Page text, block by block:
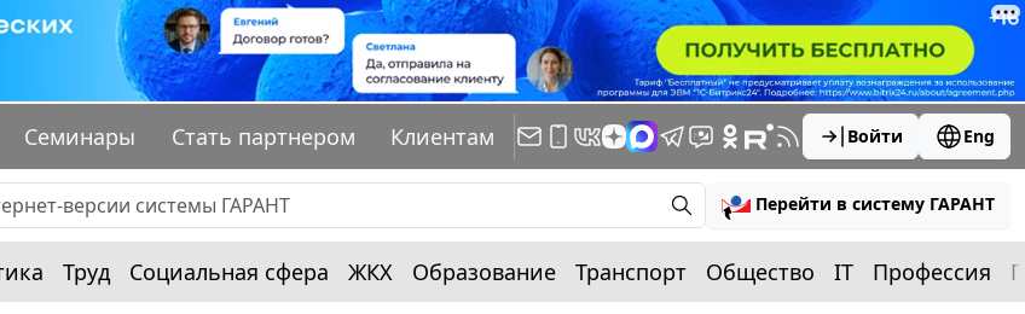
Семинары Стать партнером Клиентам Войти Eng
Перейти в систему ГАРАНТ
Труд Социальная сфера ЖКХ Образование Транспорт Общество IT Профессия